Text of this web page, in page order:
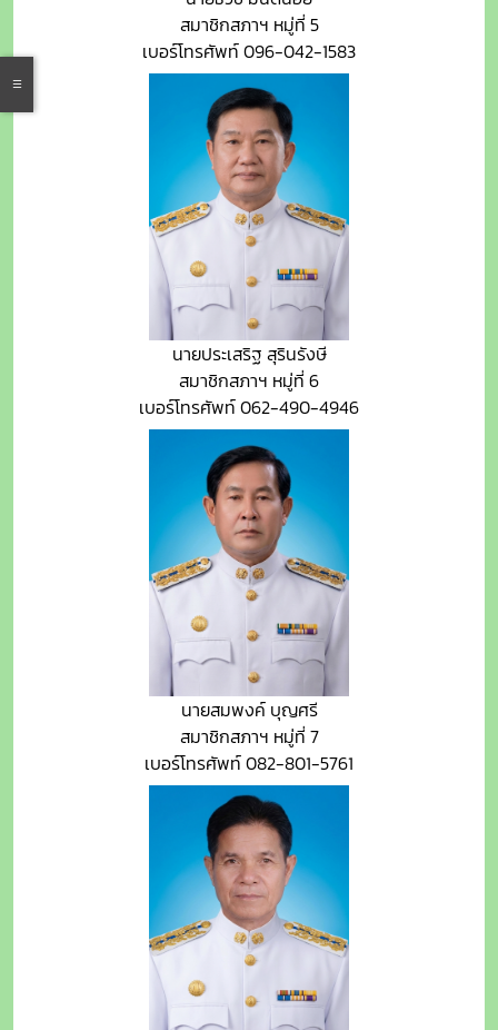
สมาชิกสภาฯ หมู่ที่ 5
เบอร์โทรศัพท์ 096-042-1583
นายประเสริฐ สุรินรังษี
สมาชิกสภาฯ หมู่ที่ 6
เบอร์โทรศัพท์ 062-490-4946
นายสมพงค์ บุญศรี
สมาชิกสภาฯ หมู่ที่ 7
เบอร์โทรศัพท์ 082-801-5761